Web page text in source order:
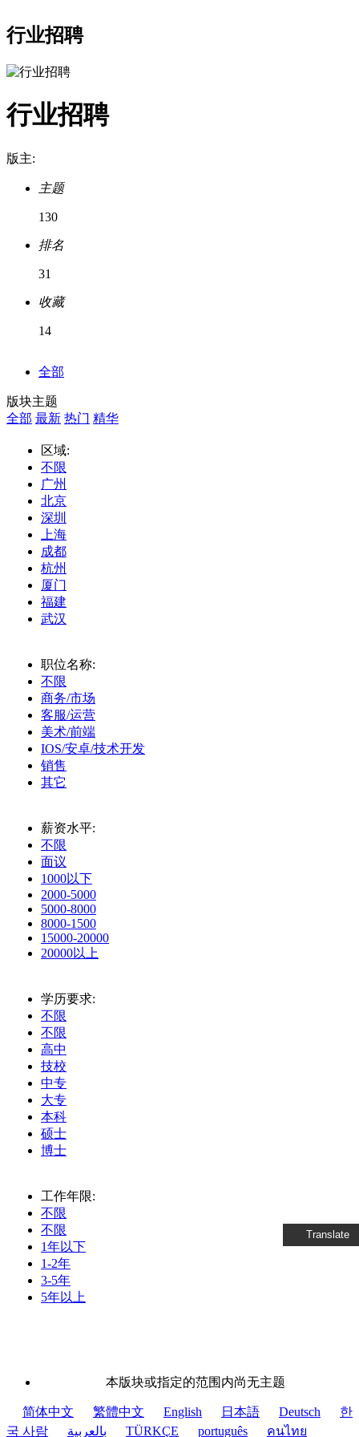
行业招聘
行业招聘
版主:
主题
130
排名
31
收藏
14
全部
版块主题
全部 最新 热门 精华
区域:
不限
广州
北京
深圳
上海
成都
杭州
厦门
福建
武汉
职位名称:
不限
商务/市场
客服/运营
美术/前端
IOS/安卓/技术开发
销售
其它
薪资水平:
不限
面议
1000以下
2000-5000
5000-8000
8000-1500
15000-20000
20000以上
学历要求:
不限
不限
高中
技校
中专
大专
本科
硕士
博士
工作年限:
不限
不限
1年以下
1-2年
3-5年
5年以上
本版块或指定的范围内尚无主题
Translate
简体中文 繁體中文 English 日本語 Deutsch
한
국 사람
بالعربية TÜRKÇE português คนไทย